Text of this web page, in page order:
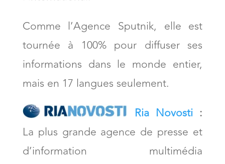
Comme l’Agence Sputnik, elle est
tournée à 100% pour diffuser ses
informations dans le monde entier,
mais en 17 langues seulement.
Ria Novosti :
La plus grande agence de presse et
d’information multimédia